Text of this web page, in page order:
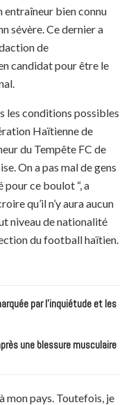
entraîneur bien connu
sévère. Ce dernier a
de
candidat pour être le
les conditions possibles
Haïtienne de
du Tempête FC de
On a pas mal de gens
ce boulot “, a
qu’il n’y aura aucun
niveau de nationalité
du football haïtien.
par l’inquiétude et les
une blessure musculaire
mon pays. Toutefois, je